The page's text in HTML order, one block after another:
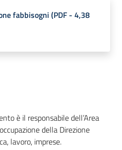
fabbisogni (PDF - 4,38
è il responsabile dell’Area
della Direzione
lavoro, imprese.